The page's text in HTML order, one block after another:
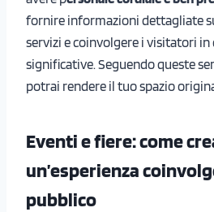
fornire informazioni dettagliate
servizi e coinvolgere i visitatori in
significative. Seguendo queste
potrai rendere il tuo spazio
Eventi e fiere: come
un’esperienza
pubblico